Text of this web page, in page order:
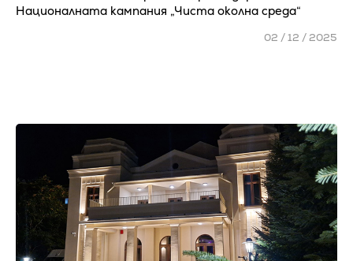
Националната кампания „Чиста околна среда“
02 / 12 / 2025